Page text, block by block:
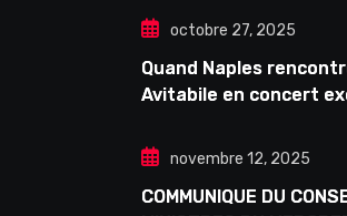
octobre 27, 2025
Quand Naples
Avitabile en concert
novembre 12, 2025
COMMUNIQUE DU